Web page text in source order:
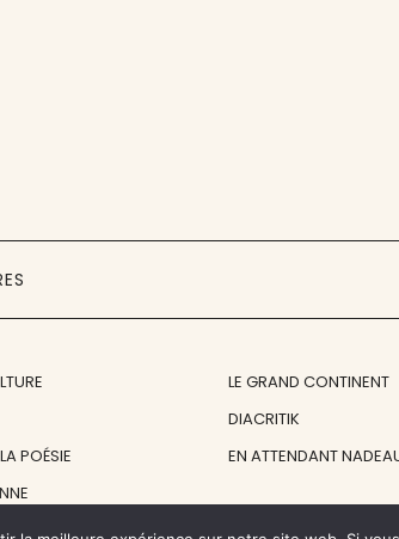
POÉSIE
LE GRAND CONTINENT
DIACRITIK
EN ATTENDANT